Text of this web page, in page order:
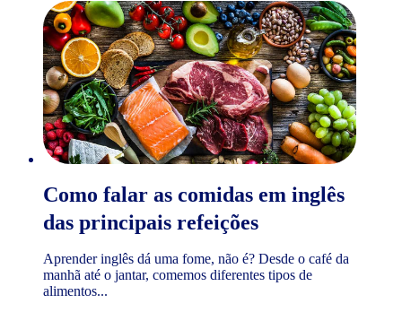
Como falar as comidas em inglês
das principais refeições
Aprender inglês dá uma fome, não é? Desde o café da
manhã até o jantar, comemos diferentes tipos de
alimentos...